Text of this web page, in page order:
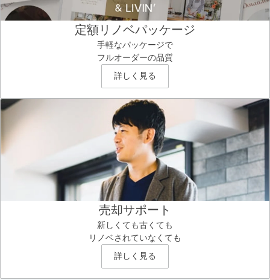
定額リノベパッケージ
手軽なパッケージで
フルオーダーの品質
詳しく見る
売却サポート
新しくても古くても
リノベされていなくても
詳しく見る